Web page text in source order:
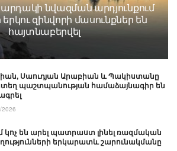
նվազման արդյունքում
զինվորի մասունքներ են
հայտնաբերվել
Սաուդյան Արաբիան և Պակիստանը
պաշտպանության համաձայնագիր են
2026
կոչ են արել պատրաստ լինել ռազմական
երկարատև շարունակմանը